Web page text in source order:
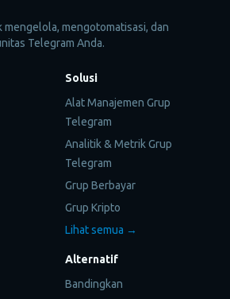
mengotomatisasi, dan
Telegram Anda.
Solusi
Alat Manajemen Grup
Telegram
Analitik & Metrik Grup
Telegram
Grup Berbayar
Grup Kripto
Lihat semua →
Alternatif
Bandingkan